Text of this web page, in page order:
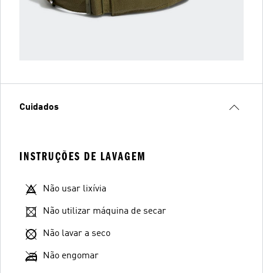
Cuidados
INSTRUÇÕES DE LAVAGEM
Não usar lixívia
Não utilizar máquina de secar
Não lavar a seco
Não engomar